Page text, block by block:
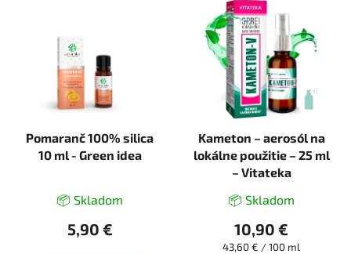
Pomaranč 100% silica
10 ml - Green idea
📦 Skladom
5,90 €
Kameton – aerosól na
lokálne použitie – 25 ml
– Vitateka
📦 Skladom
10,90 €
Jednotková
43,60 € / 100 ml